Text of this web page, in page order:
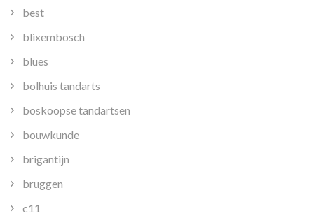
best
blixembosch
blues
bolhuis tandarts
boskoopse tandartsen
bouwkunde
brigantijn
bruggen
c11